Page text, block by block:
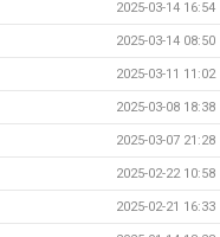
2025-03-14 16:54
2025-03-14 08:50
2025-03-11 11:02
2025-03-08 18:38
2025-03-07 21:28
2025-02-22 10:58
2025-02-21 16:33